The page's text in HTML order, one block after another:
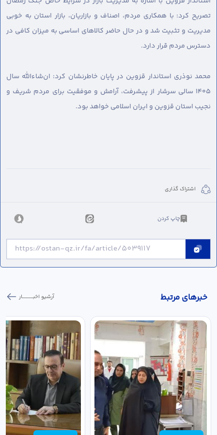
تصریح کرد: با همکاری مردم، اصناف و بازاریان، بازار استان به خوبی
مدیریت و تثبیت شد و در حال حاضر کالاهای اساسی به میزان کافی در
دسترس مردم قرار دارد.
محمد نوذری استاندار قزوین در پایان خاطرنشان کرد: ان‌شاءالله سال
۱۴۰۵ سالی سرشار از پیشرفت، آرامش و موفقیت برای مردم شریف و
نجیب استان قزوین و ایران اسلامی خواهد بود.
اشتراک گذاری
چاپ کردن
خبر‌های مرتبط آرشیو اخبـــــــــــار